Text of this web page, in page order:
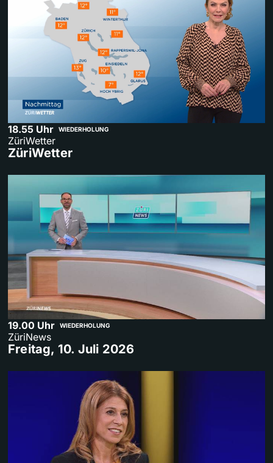
18.55 Uhr WIEDERHOLUNG
ZüriWetter
ZüriWetter
19.00 Uhr WIEDERHOLUNG
ZüriNews
Freitag, 10. Juli 2026